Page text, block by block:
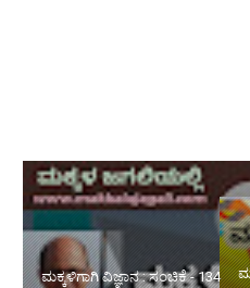
ಮಕ್ಕಳಿಗಾಗಿ ವಿಜ್ಞಾನ : ಸಂಚಿಕೆ - 134
ಮಳೆಯ ವಿಶೇಷ ಅನುಭವ :